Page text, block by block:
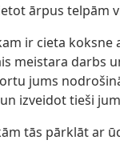
ārpus telpām
ir cieta
meistara darbs
jums
izveidot tieši
tās pārklāt ar